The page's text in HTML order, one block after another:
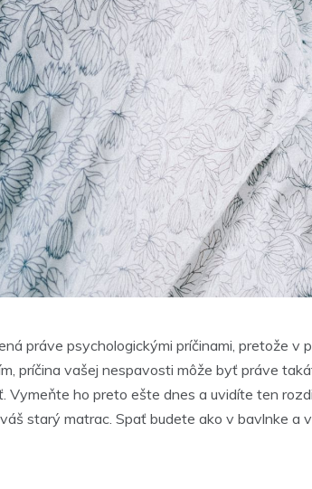
práve psychologickými príčinami, pretože v
príčina vašej nespavosti môže byť práve
ho preto ešte dnes a uvidíte ten
starý matrac. Spať budete ako v bavlnke a